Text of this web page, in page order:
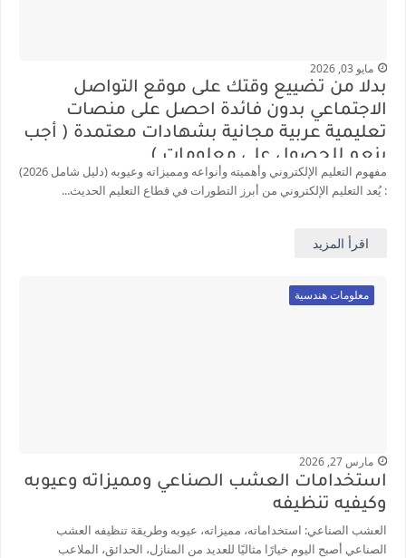
مايو 03, 2026
بدلا من تضييع وقتك على موقع التواصل
الاجتماعي بدون فائدة احصل على منصات
تعليمية عربية مجانية بشهادات معتمدة ( أجب
بنعم للحصول على معلومات )
مفهوم التعليم الإلكتروني وأهميته وأنواعه ومميزاته وعيوبه (دليل شامل 2026)
: يُعد التعليم الإلكتروني من أبرز التطورات في قطاع التعليم الحديث...
اقرأ المزيد
معلومات هندسية
مارس 27, 2026
استخدامات العشب الصناعي ومميزاته وعيوبه
وكيفيه تنظيفه
العشب الصناعي: استخداماته، مميزاته، عيوبه وطريقة تنظيفه العشب
الصناعي أصبح اليوم خيارًا مثاليًا للعديد من المنازل، الحدائق، الملاعب